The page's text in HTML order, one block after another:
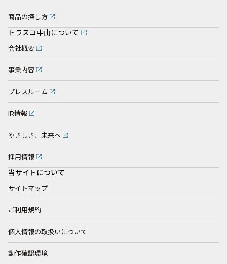
商品の探し方
トラスコ中山について
会社概要
事業内容
プレスルーム
IR情報
やさしさ、未来へ
採用情報
当サイトについて
サイトマップ
ご利用規約
個人情報の取扱いについて
動作確認環境